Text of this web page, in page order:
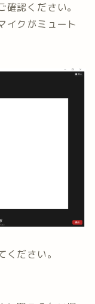
認ください。
イクがミュート
ださい。